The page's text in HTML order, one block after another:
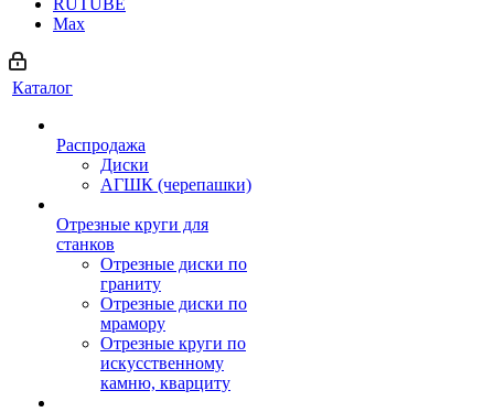
RUTUBE
Max
Каталог
Распродажа
Диски
АГШК (черепашки)
Отрезные круги для
станков
Отрезные диски по
граниту
Отрезные диски по
мрамору
Отрезные круги по
искусственному
камню, кварциту